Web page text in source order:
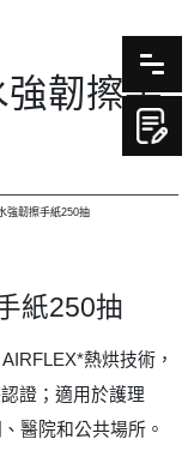
韌擦手
強韌擦手紙250抽
紙250抽
熱烘技術，
證；適用於護理
醫院和公共場所。